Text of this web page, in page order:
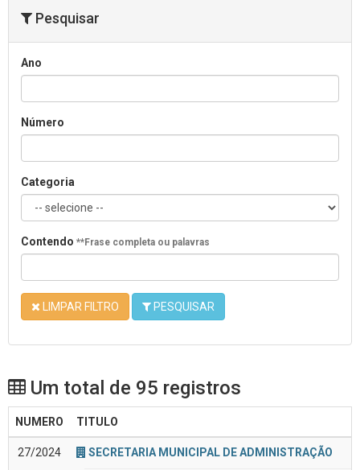
Pesquisar
Ano
Número
Categoria
Contendo **Frase completa ou palavras
LIMPAR FILTRO PESQUISAR
Um total de 95 registros
NUMERO TITULO
27/2024 SECRETARIA MUNICIPAL DE ADMINISTRAÇÃO